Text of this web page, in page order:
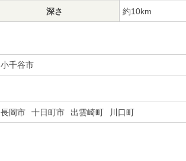
深さ
約10km
小千谷市
長岡市 十日町市 出雲崎町 川口町